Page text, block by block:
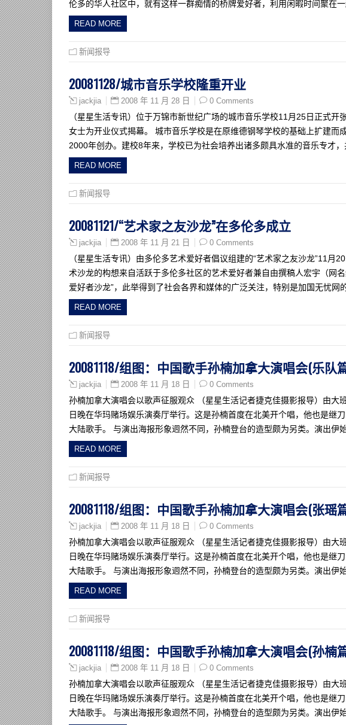
伦多的华人社区中，就有这样一群痴情的桥牌爱好者，利用闲暇时间聚在
READ MORE
新闻报导
20081128/城市音乐学校隆重开业
jackjia 2008 年 11 月 28 日 0 Comments
（星星生活专讯）位于万锦市新世纪广场的城市音乐学校11月25日正式
女士为开业仪式揭幕。 城市音乐学校是在原维德钢琴学校的基础上扩建而
2000年创办。建校8年来，学校已为社会培养出诸多颇具水准的音乐专才，
READ MORE
新闻报导
20081121/“艺术家之友沙龙”在多伦多成立
jackjia 2008 年 11 月 21 日 0 Comments
（星星生活专讯）由多伦多艺术爱好者倡议组建的“艺术家之友沙龙”11月
术沙龙的构想来自活跃于多伦多社区的艺术爱好者兼自由撰稿人宏宇（网
爱好者沙龙”，此举得到了社会各界和媒体的广泛关注，特别是加国无忧网
READ MORE
新闻报导
20081118/组图：中国歌手孙楠加拿大演唱会(乐队
jackjia 2008 年 11 月 18 日 0 Comments
孙楠加拿大演唱会以歌声征服观众 （星星生活记者捷克佳摄影报导）由大
日晚在华玛赌场娱乐演奏厅举行。这是孙楠首度在北美开个唱，他也是继
大陆歌手。 与演出海报形象迥然不同，孙楠登台的造型颇为另类。演出伊
READ MORE
新闻报导
20081118/组图：中国歌手孙楠加拿大演唱会(张瑶
jackjia 2008 年 11 月 18 日 0 Comments
孙楠加拿大演唱会以歌声征服观众 （星星生活记者捷克佳摄影报导）由大
日晚在华玛赌场娱乐演奏厅举行。这是孙楠首度在北美开个唱，他也是继
大陆歌手。 与演出海报形象迥然不同，孙楠登台的造型颇为另类。演出伊
READ MORE
新闻报导
20081118/组图：中国歌手孙楠加拿大演唱会(孙楠
jackjia 2008 年 11 月 18 日 0 Comments
孙楠加拿大演唱会以歌声征服观众 （星星生活记者捷克佳摄影报导）由大
日晚在华玛赌场娱乐演奏厅举行。这是孙楠首度在北美开个唱，他也是继
大陆歌手。 与演出海报形象迥然不同，孙楠登台的造型颇为另类。演出伊